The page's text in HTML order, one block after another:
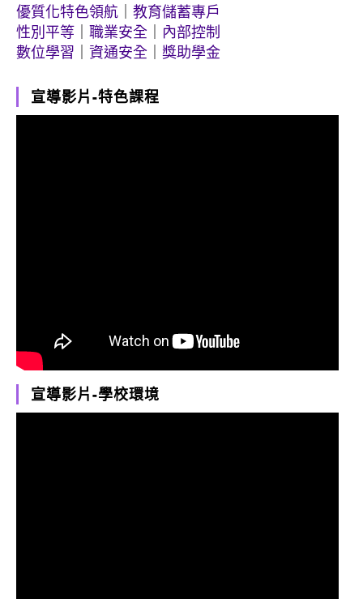
優質化特色領航
教育儲蓄專戶
性別平等
職業安全
內部控制
數位學習
資通安全 獎助學金
宣導影片-特色課程
宣導影片-學校環境